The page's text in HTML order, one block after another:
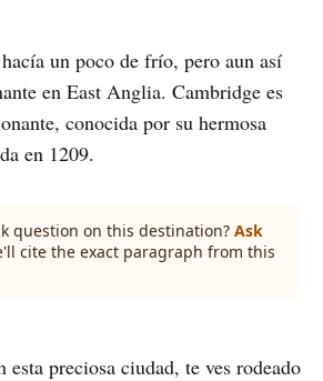
un poco de frío, pero aun así
en East Anglia. Cambridge es
conocida por su hermosa
en 1209.
question on this destination? Ask
cite the exact paragraph from this
esta preciosa ciudad, te ves rodeado